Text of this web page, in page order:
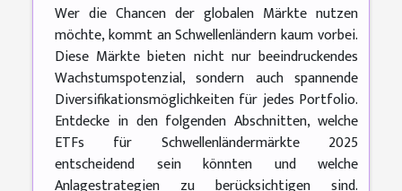
Wer die Chancen der globalen Märkte nutzen
möchte, kommt an Schwellenländern kaum vorbei.
Diese Märkte bieten nicht nur beeindruckendes
Wachstumspotenzial, sondern auch spannende
Diversifikationsmöglichkeiten für jedes Portfolio.
Entdecke in den folgenden Abschnitten, welche
ETFs für Schwellenländermärkte 2025
entscheidend sein könnten und welche
Anlagestrategien zu berücksichtigen sind.